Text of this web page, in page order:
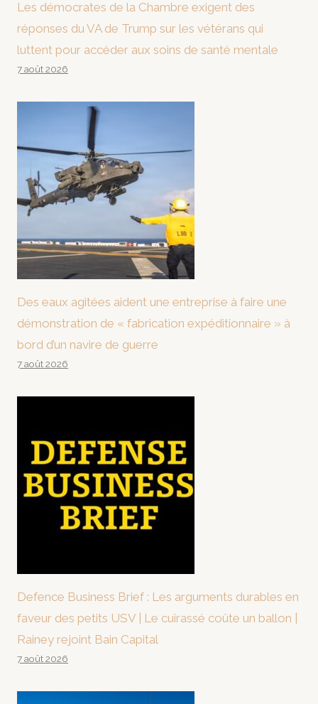
Les démocrates de la Chambre exigent des
réponses du VA de Trump sur les vétérans qui
luttent pour accéder aux soins de santé mentale
7 août 2026
Des eaux agitées aident une entreprise à faire une
démonstration de « fabrication expéditionnaire » à
bord d’un navire de guerre
7 août 2026
Defence Business Brief : Les arguments durables en
faveur des petits USV | Le cuirassé coûte un ballon |
Rainey rejoint Bain Capital
7 août 2026